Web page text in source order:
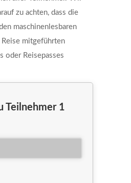
zu achten, dass die
maschinenlesbaren
mitgeführten
oder Reisepasses
Teilnehmer 1